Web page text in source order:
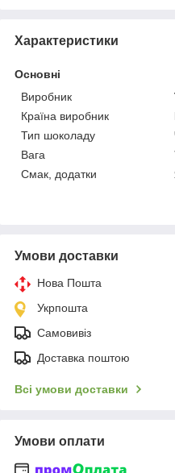
Характеристики
Основні
Виробник
Країна виробник
Тип шоколаду
Вага
Смак, додатки
Умови доставки
Нова Пошта
Укрпошта
Самовивіз
Доставка поштою
Всі умови доставки
Умови оплати